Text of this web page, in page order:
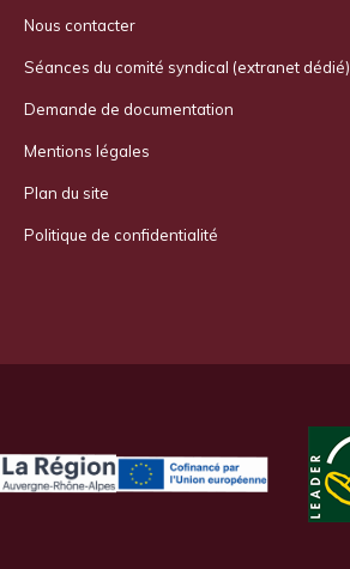
Nous contacter
Séances du comité syndical (extranet dédié)
Demande de documentation
Mentions légales
Plan du site
Politique de confidentialité